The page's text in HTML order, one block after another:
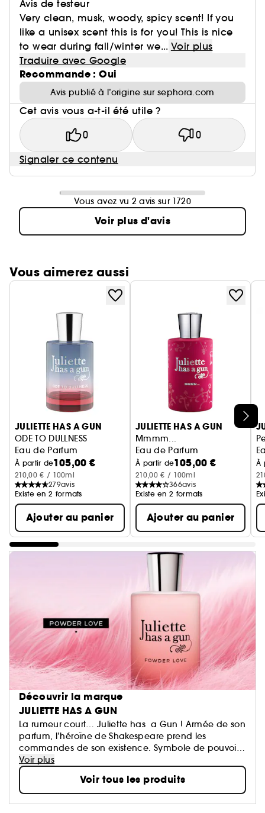
Avis de testeur
Very clean, musk, woody, spicy scent! If you
like a unisex scent this is for you! This is nice
to wear during fall/winter we... Voir plus
Traduire avec Google
Recommande : Oui
Avis publié à l’origine sur sephora.com
Cet avis vous a-t-il été utile ?
0 0
Signaler ce contenu
Vous avez vu 2 avis sur 1720
Voir plus d'avis
Vous aimerez aussi
Ignorer le carrousel produits
JULIETTE HAS A GUN
ODE TO DULLNESS
Eau de Parfum
À partir de105,00 €
210,00 € / 100ml
279avis
Existe en 2 formats
Ajouter au panier
JULIETTE HAS A GUN
Mmmm...
Eau de Parfum
À partir de105,00 €
210,00 € / 100ml
366avis
Existe en 2 formats
Ajouter au panier
À
Découvrir la marque
JULIETTE HAS A GUN
La rumeur court… Juliette has a Gun ! Armée de son
parfum, l’héroïne de Shakespeare prend les
commandes de son existence. Symbole de pouvoir,
ou simple accessoire de bluff, le Gun symbolise
surtout l'ascendant des femmes sur les hommes. Une
collection de fragrances originales, dessinée
comme des vêtements invisibles, par Romano Ricci,
arrière petit-fils de Nina.
Voir plus
Voir tous les produits